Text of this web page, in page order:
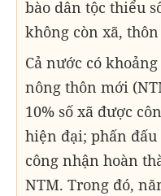
bào dân tộc thiểu
không còn xã,
Cả nước có
nông thôn mới
10% số xã được
hiện đại; phấn
công nhận hoàn
NTM. Trong đó,